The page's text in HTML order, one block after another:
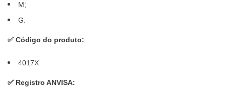
M;
G.
✅ Código do produto:
4017X
✅ Registro ANVISA: